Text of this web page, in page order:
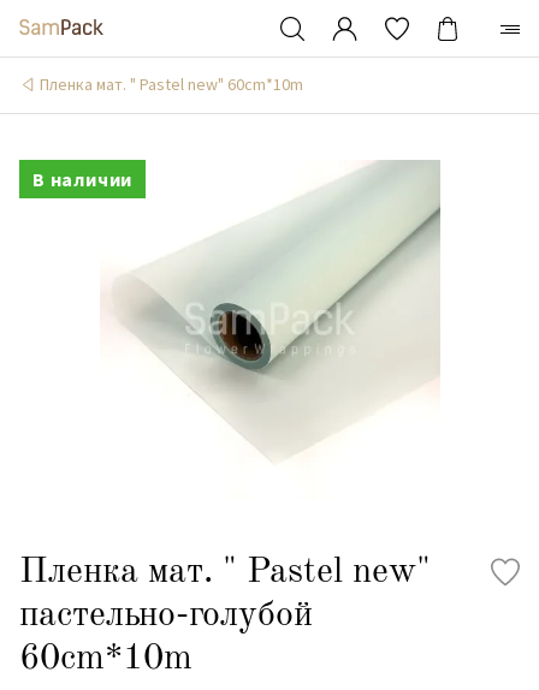
Пленка мат. " Pastel new" 60cm*10m
В наличии
Пленка мат. " Pastel new"
пастельно-голубой
60cm*10m